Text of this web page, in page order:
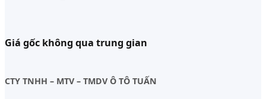
Giá gốc không qua trung gian
CTY TNHH – MTV – TMDV Ô TÔ TUẤN